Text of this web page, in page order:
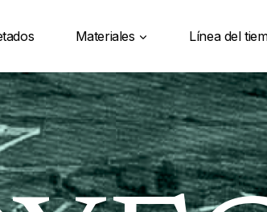
Materiales Línea del